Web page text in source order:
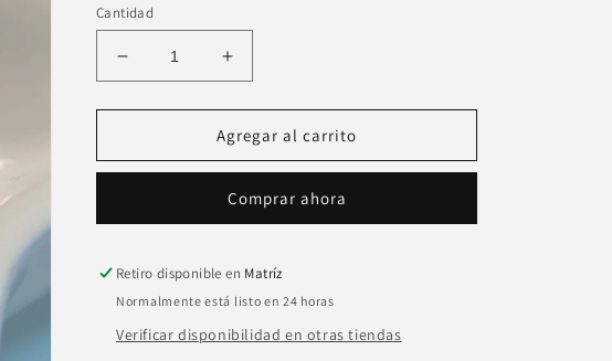
Cantidad
Reducir
cantidad
para
circulo
Aumentar
cantidad
para
Broquel
circulo
liso
Agregar al carrito
Comprar ahora
Retiro disponible en Matríz
Normalmente está listo en 24 horas
Verificar disponibilidad en otras tiendas